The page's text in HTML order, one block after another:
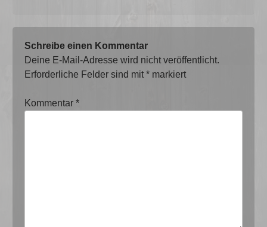
Schreibe einen Kommentar
Deine E-Mail-Adresse wird nicht veröffentlicht.
Erforderliche Felder sind mit* markiert
Kommentar*